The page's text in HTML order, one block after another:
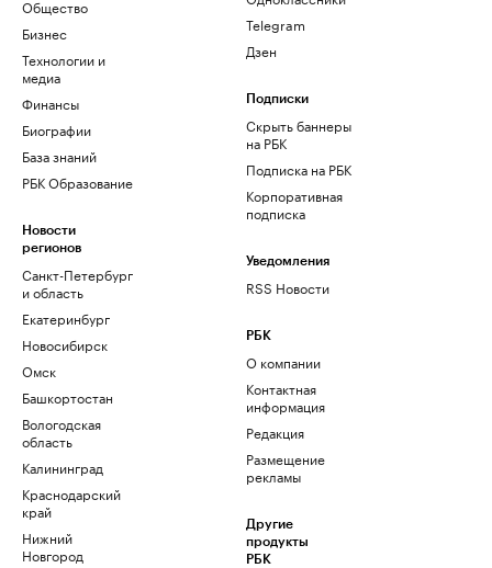
Общество
Бизнес
Технологии и
медиа
Финансы
Биографии
База знаний
РБК Образование
Новости
регионов
Санкт-Петербург
и область
Екатеринбург
Новосибирск
Омск
Башкортостан
Вологодская
область
Калининград
Краснодарский
край
Нижний
Новгород
Telegram
Дзен
Подписки
Скрыть баннеры
на РБК
Подписка на РБК
Корпоративная
подписка
Уведомления
RSS Новости
РБК
О компании
Контактная
информация
Редакция
Размещение
рекламы
Другие
продукты
РБК